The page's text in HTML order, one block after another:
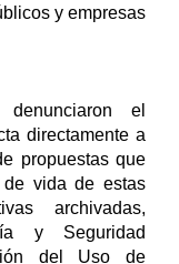
y empresas
el
directamente a
propuestas que
de vida de estas
archivadas,
y Seguridad
del Uso de